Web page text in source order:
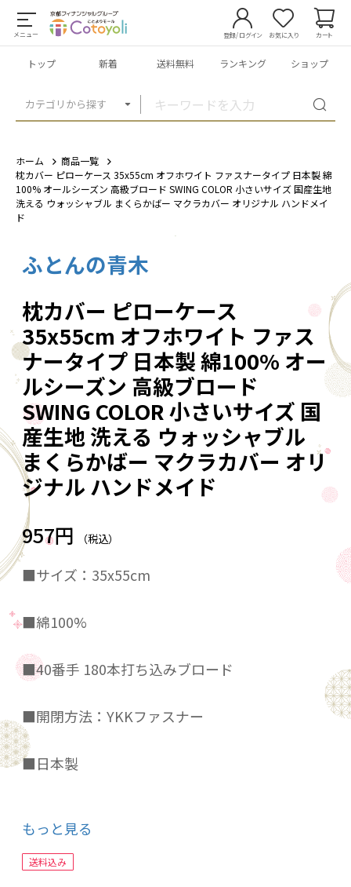
メニュー
カテゴリから探す
登録/ログイン お気に入り カート
トップ 新着 送料無料 ランキング ショップ
ホーム
商品一覧
枕カバー ピローケース 35x55cm オフホワイト ファスナータイプ 日本製 綿
100% オールシーズン 高級ブロード SWING COLOR 小さいサイズ 国産生地
洗える ウォッシャブル まくらかばー マクラカバー オリジナル ハンドメイ
ド
ふとんの青木
枕カバー ピローケース
35x55cm オフホワイト ファス
ナータイプ 日本製 綿100% オー
ルシーズン 高級ブロード
SWING COLOR 小さいサイズ 国
産生地 洗える ウォッシャブル
まくらかばー マクラカバー オリ
ジナル ハンドメイド
957円 （税込）
■サイズ：35x55cm
■綿100%
■40番手 180本打ち込みブロード
■開閉方法：YKKファスナー
■日本製
*価格は枕カバー1枚のお値段です。
もっと見る
送料込み